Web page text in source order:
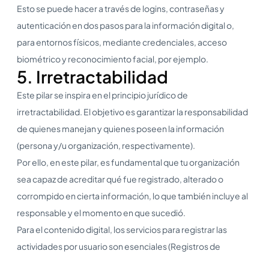
Esto se puede hacer a través de logins, contraseñas y
autenticación en dos pasos para la información digital o,
para entornos físicos, mediante credenciales, acceso
biométrico y reconocimiento facial, por ejemplo.
5. Irretractabilidad
Este pilar se inspira en el principio jurídico de
irretractabilidad. El objetivo es garantizar la responsabilidad
de quienes manejan y quienes poseen la información
(persona y/u organización, respectivamente).
Por ello, en este pilar, es fundamental que tu organización
sea capaz de acreditar qué fue registrado, alterado o
corrompido en cierta información, lo que también incluye al
responsable y el momento en que sucedió.
Para el contenido digital, los servicios para registrar las
actividades por usuario son esenciales (Registros de